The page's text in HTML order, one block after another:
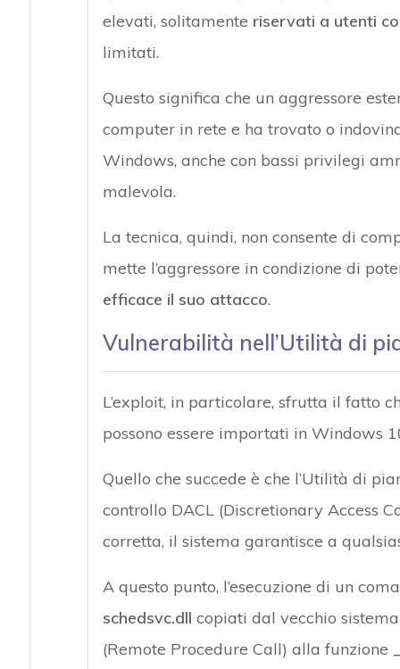
elevati, solitamente riservati a utenti
limitati.
Questo significa che un aggressore
computer in rete e ha trovato o
Windows, anche con bassi privilegi
malevola.
La tecnica, quindi, non consente di
mette l’aggressore in condizione di
efficace il suo attacco.
Vulnerabilità nell’Utilità di
L’exploit, in particolare, sfrutta il fatto
possono essere importati in Windows
Quello che succede è che l’Utilità di
controllo DACL (Discretionary Access
corretta, il sistema garantisce a
A questo punto, l’esecuzione di un
schedsvc.dll copiati dal vecchio
(Remote Procedure Call) alla funzione